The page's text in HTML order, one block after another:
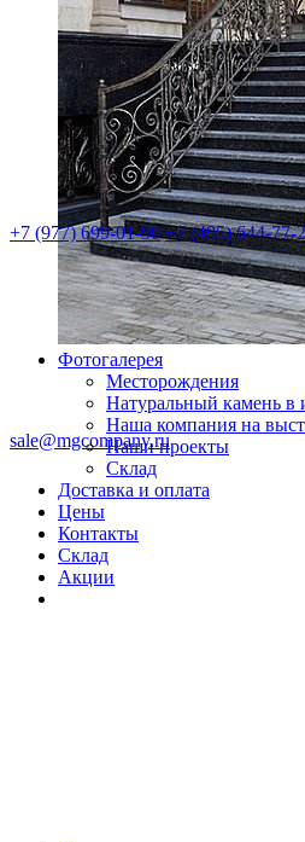
Фотогалерея
Месторождения
Натуральный камень в
Наша компания на
Наши проекты
Склад
Доставка и оплата
Цены
Контакты
Склад
Акции
+7 (977) 699-01-90 +7 (495) 644-77-
sale@mgcompany.ru